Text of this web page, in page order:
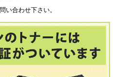
い合わせ下さい。